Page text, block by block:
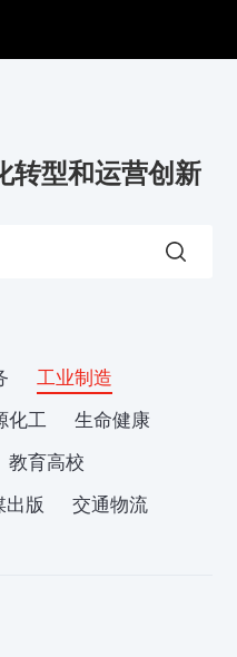
转型和运营创新
工业制造
化工
生命健康
教育高校
出版
交通物流